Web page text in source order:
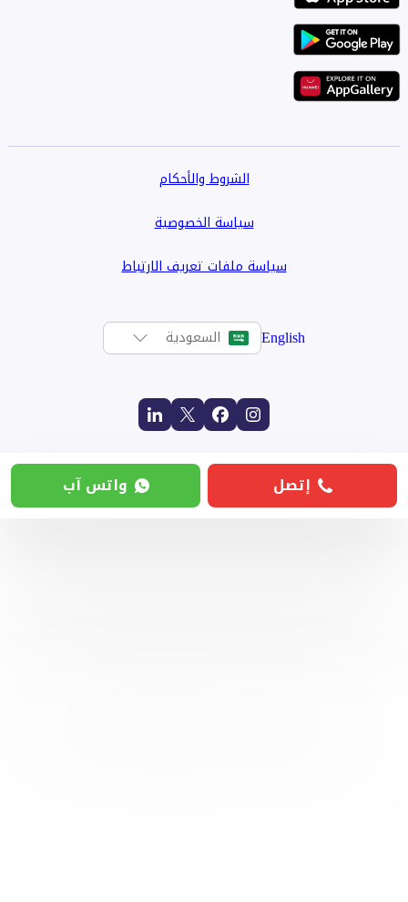
الشروط والأحكام
سياسة الخصوصية
سياسة ملفات تعريف الارتباط
English السعودية
إتصل واتس آب